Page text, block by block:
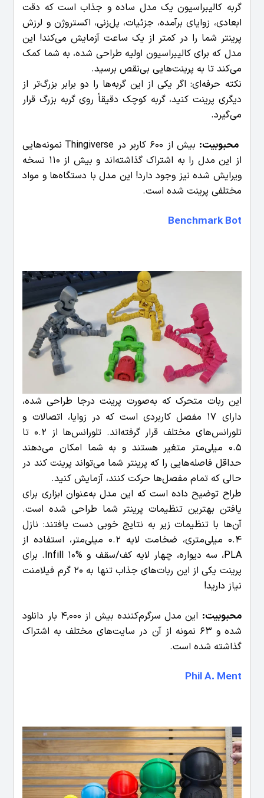
گربه کالیبراسیون یک مدل ساده و جذاب است که دقت
ابعادی، زوایای برآمده، جزئیات، پل‌زنی، اکستروژن و لرزش
پرینتر شما را در کمتر از یک ساعت آزمایش می‌کند! این
مدل که برای کالیبراسیون اولیه طراحی شده، به شما کمک
می‌کند تا به پرینت‌هایی بی‌نقص برسید.
نکته حرفه‌ای: اگر یکی از این گربه‌ها را دو برابر بزرگ‌تر از
دیگری پرینت کنید، گربه کوچک دقیقاً روی گربه بزرگ قرار
می‌گیرد.
محبوبیت:
بیش از 600 کاربر در Thingiverse نمونه‌هایی
از این مدل را به اشتراک گذاشته‌اند و بیش از 110 نسخه
ویرایش شده نیز وجود دارد! این مدل با دستگاه‌ها و مواد
مختلفی پرینت شده است.
Benchmark Bot
این ربات متحرک که به‌صورت پرینت درجا طراحی شده،
دارای 17 مفصل کاربردی است که در زوایا، اتصالات و
تلورانس‌های مختلف قرار گرفته‌اند. تلورانس‌ها از 0.2 تا
0.5 میلی‌متر متغیر هستند و به شما امکان می‌دهند
حداقل فاصله‌هایی را که پرینتر شما می‌تواند پرینت کند در
حالی که تمام مفصل‌ها حرکت کنند، آزمایش کنید.
طراح توضیح داده است که این مدل به‌عنوان ابزاری برای
یافتن بهترین تنظیمات پرینتر شما طراحی شده است.
آن‌ها با تنظیمات زیر به نتایج خوبی دست یافتند: نازل
0.4 میلی‌متری، ضخامت لایه 0.2 میلی‌متر، استفاده از
PLA، سه دیواره، چهار لایه کف/سقف و Infill 10%. برای
پرینت یکی از این ربات‌های جذاب تنها به 20 گرم فیلامنت
نیاز دارید!
محبوبیت:
این مدل سرگرم‌کننده بیش از 4,000 بار دانلود
شده و 63 نمونه از آن در سایت‌های مختلف به اشتراک
گذاشته شده است.
Phil A. Ment